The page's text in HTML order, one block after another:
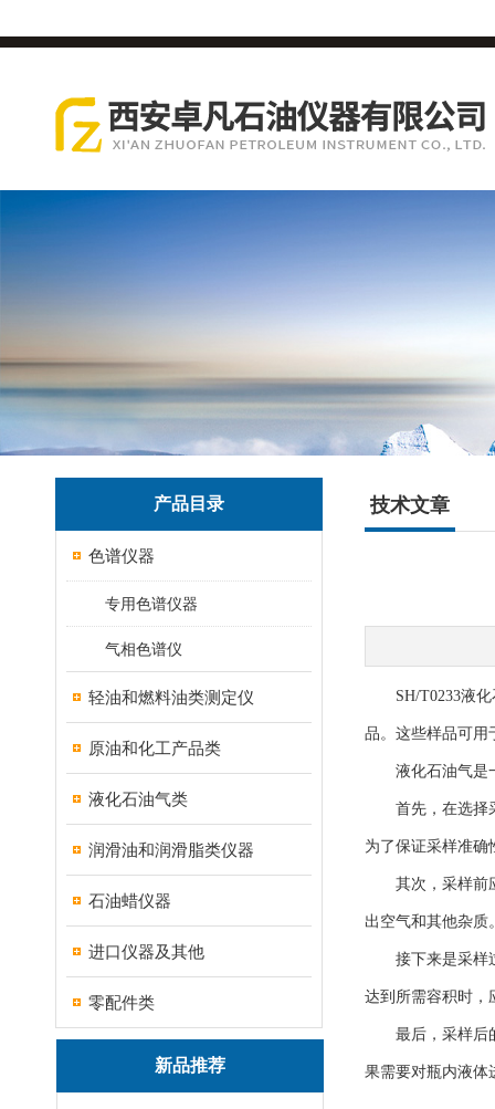
产品目录
色谱仪器
专用色谱仪器
气相色谱仪
轻油和燃料油类测定仪
原油和化工产品类
液化石油气类
润滑油和润滑脂类仪器
石油蜡仪器
进口仪器及其他
零配件类
新品推荐
技术文章
SH/T0233液化
品。这些样品可用
液化石油气是一
首先，在选择采
为了保证采样准确
其次，采样前应
出空气和其他杂质
接下来是采样过
达到所需容积时，
最后，采样后的
果需要对瓶内液体